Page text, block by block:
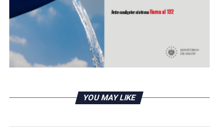
Régimen nicaragüense aún impide visitas a presos
políticos
Nicaragua pide respeto ante cuestionamientos en la
OEA
YOU MAY LIKE